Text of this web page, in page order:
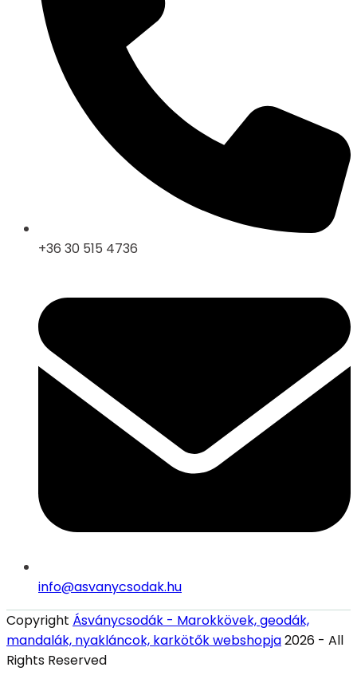
+36 30 515 4736
info@asvanycsodak.hu
Copyright Ásványcsodák - Marokkövek, geodák,
mandalák, nyakláncok, karkötők webshopja2026 - All
Rights Reserved